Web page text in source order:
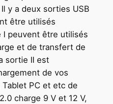
y a deux sorties USB
être utilisés
peuvent être utilisés
et de transfert de
sortie II est
de vos
PC et etc de
charge 9 V et 12 V,